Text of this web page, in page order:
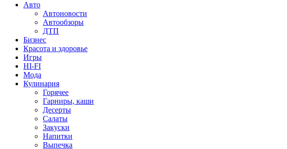
Авто
Автоновости
Автообзоры
ДТП
Бизнес
Красота и здоровье
Игры
HI-FI
Мода
Кулинария
Горячее
Гарниры, каши
Десерты
Салаты
Закуски
Напитки
Выпечка